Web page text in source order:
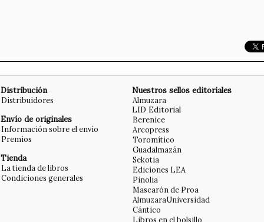
Distribución
Distribuidores
Envío de originales
Información sobre el envío
Premios
Tienda
La tienda de libros
Condiciones generales
Nuestros sellos editoriales
Almuzara
LID Editorial
Berenice
Arcopress
Toromítico
Guadalmazán
Sekotia
Ediciones LEA
Pinolia
Mascarón de Proa
AlmuzaraUniversidad
Cántico
Libros en el bolsillo